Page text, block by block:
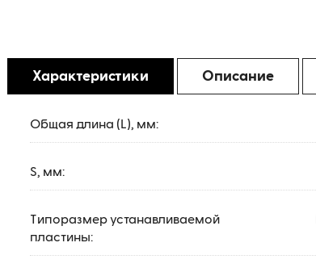
Характеристики Описание
Общая длина (L), мм:
S, мм:
Типоразмер устанавливаемой
пластины: